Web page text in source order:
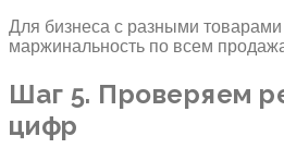
Для бизнеса с разными
маржинальность по всем
Шаг 5. Проверяем
цифр